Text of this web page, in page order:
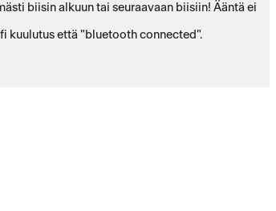
biisin alkuun tai seuraavaan biisiin! Ääntä ei
kuulutus että "bluetooth connected".